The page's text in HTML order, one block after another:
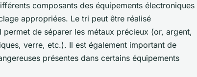
composants des équipements électroniques
appropriées. Le tri peut être réalisé
permet de séparer les métaux précieux (or, argent,
verre, etc.). Il est également important de
présentes dans certains équipements